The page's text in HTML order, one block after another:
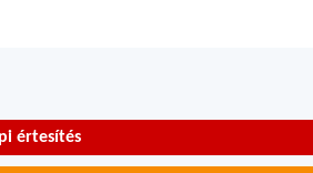
értesítés